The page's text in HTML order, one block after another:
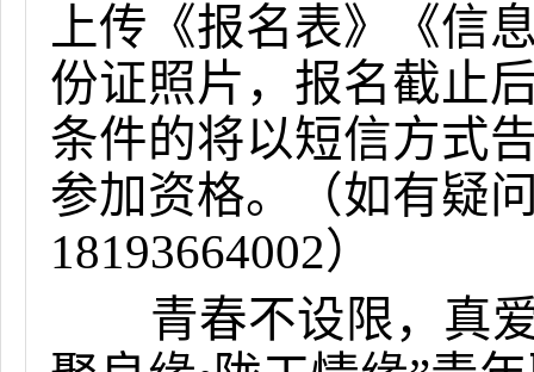
上传《报名表》《信
份证照片，报名截止
条件的将以短信方式
参加资格。（如有疑
18193664002）
青春不设限，真爱